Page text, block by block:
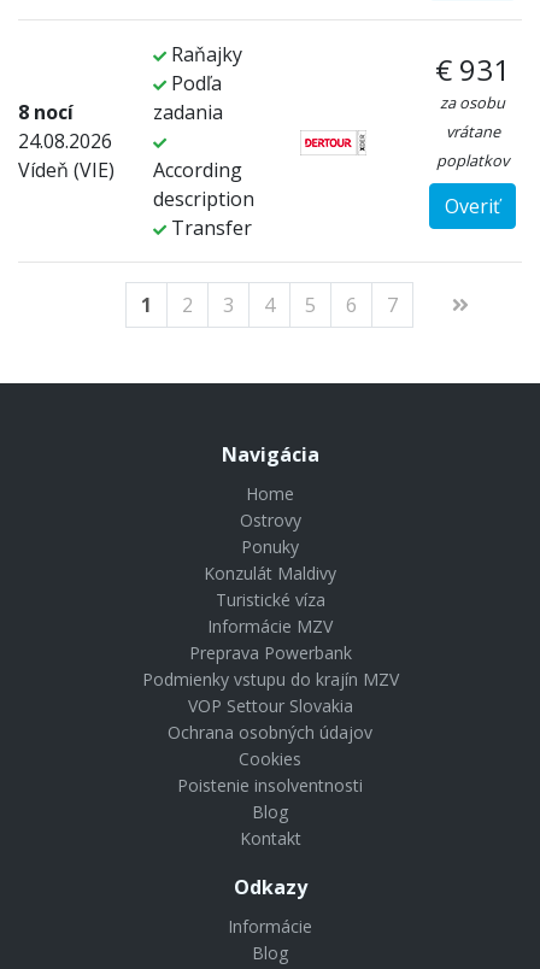
8 nocí
24.08.2026
Vídeň (VIE)
Raňajky
Podľa
zadania
According
description
Transfer
€ 931
za osobu
vrátane
poplatkov
Overiť
1 2 3 4 5 6 7
Navigácia
Home
Ostrovy
Ponuky
Konzulát Maldivy
Turistické víza
Informácie MZV
Preprava Powerbank
Podmienky vstupu do krajín MZV
VOP Settour Slovakia
Ochrana osobných údajov
Cookies
Poistenie insolventnosti
Blog
Kontakt
Odkazy
Informácie
Blog